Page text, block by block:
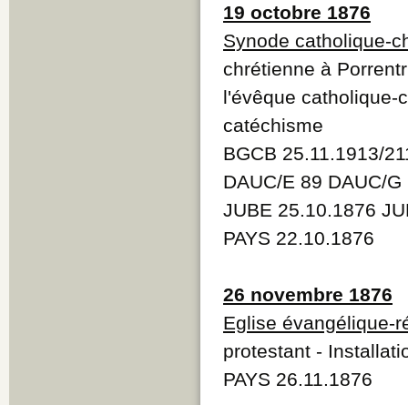
19 octobre 1876
Synode catholique-
chrétienne à
l'évêque catholique-
catéchisme
BGCB 25.11.1913/
DAUC/E 89 DAUC/
JUBE 25.10.1876
PAYS 22.10.1876
26 novembre 1876
Eglise évangélique-
protestant -
PAYS 26.11.1876